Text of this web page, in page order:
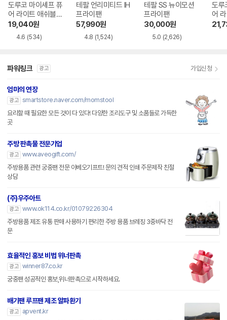
도루코 마이셰프 퓨
어 라이트 애쉬블루
IH 프라이팬
19,040원
4.6 (534)
테팔 언리미티드 IH
프라이팬
57,990원
4.8 (1,524)
테팔 SS 뉴이모션
프라이팬
30,000원
5.0 (2,626)
도루
어
IH
파워링크 광고 가입신청
엄마의 연장
광고 smartstore.naver.com/momstool
요리할 때 필요한 모든 것이 다 있다! 다양한 조리도구 및 소품들로 가득한
곳
주방 판촉물 전문기업
광고 www.aveogift.com/
주방용품 관련 궁중팬 전문 아베오기프트! 문의 견적 인쇄 주문제작 친절
상담
(주)우주아트
광고 www.ok114.co.kr/01079226304
주방용품 제조 유통 판매 사용하기 편리한 주방 용품 브레징 3중바닥 전
문
효율적인 홍보 비법 위너판촉
광고 winner87.co.kr
궁중팬 성공적인 홍보,위너판촉으로 시작하세요.
배기팬 루프팬 제조 알파환기
광고
apvent.kr